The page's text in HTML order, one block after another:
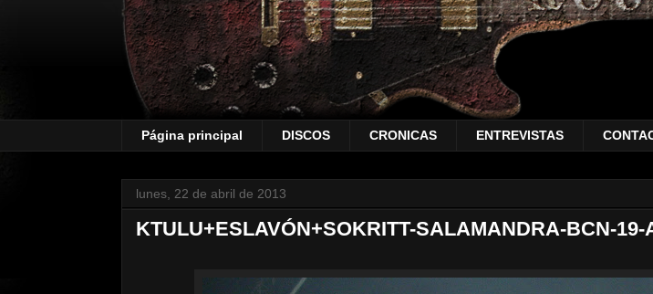
Página principal DISCOS CRONICAS ENTREVISTAS
lunes, 22 de abril de 2013
KTULU+ESLAVÓN+SOKRITT-SALAMANDRA-BCN-19-